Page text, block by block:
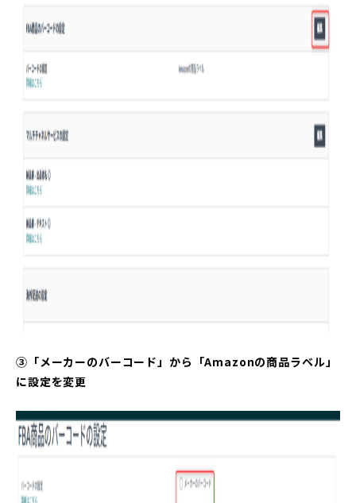
③「メーカーのバーコード」から「Amazonの商品ラベル」
に設定を変更